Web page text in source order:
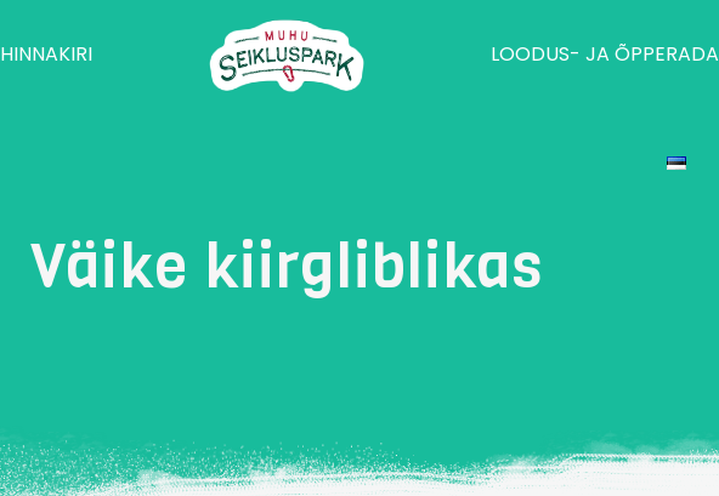
HINNAKIRI LOODUS- JA ÕPPERADA
Väike kiirgliblikas